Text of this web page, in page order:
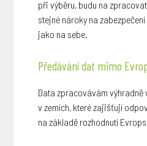
při výběru, budu na
stejné nároky na
jako na sebe.
Předávání dat mimo
Data zpracovávám výhradně
v zemích, které zajišťují
na základě rozhodnutí